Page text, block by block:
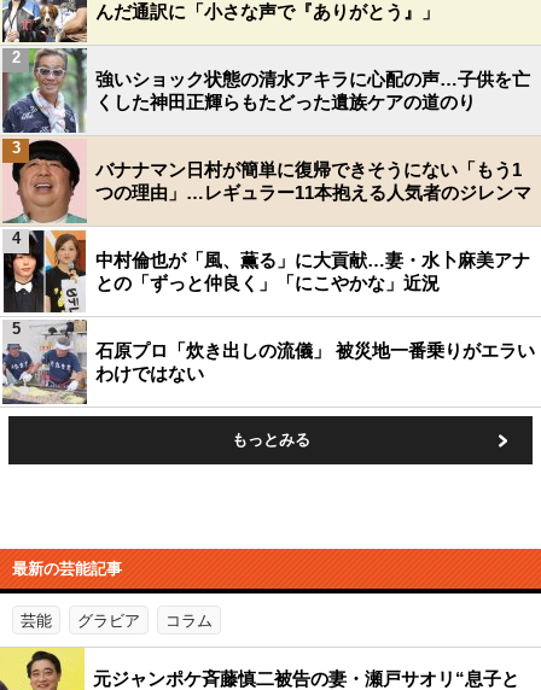
んだ通訳に「小さな声で『ありがとう』」
強いショック状態の清水アキラに心配の声…子供を亡
くした神田正輝らもたどった遺族ケアの道のり
2
バナナマン日村が簡単に復帰できそうにない「もう1
つの理由」…レギュラー11本抱える人気者のジレンマ
3
中村倫也が「風、薫る」に大貢献…妻・水卜麻美アナ
との「ずっと仲良く」「にこやかな」近況
4
石原プロ「炊き出しの流儀」 被災地一番乗りがエラい
わけではない
5
もっとみる
最新の芸能記事
芸能 グラビア コラム
元ジャンポケ斉藤慎二被告の妻・瀬戸サオリ“息子と